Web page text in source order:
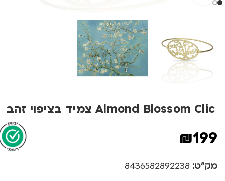
Almond Blossom Clic צמיד בציפוי זהב
₪199
מק"ט: 8436582892238